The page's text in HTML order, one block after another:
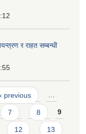
र राहत सम्बन्धी
‹ previous …
7 8 9
12 13